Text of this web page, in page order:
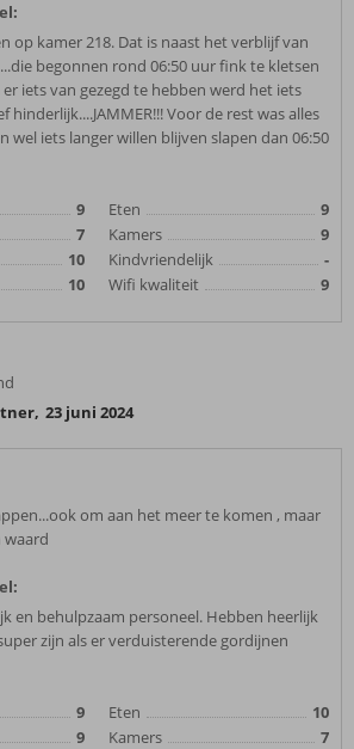
op kamer 218. Dat is naast het verblijf van
begonnen rond 06:50 uur fink te kletsen
iets van gezegd te hebben werd het iets
hinderlijk....JAMMER!!! Voor de rest was alles
wel iets langer willen blijven slapen dan 06:50
9
7
10
10
Eten
9
Kamers
9
Kindvriendelijk
-
Wifi kwaliteit
9
, 23 juni 2024
om aan het meer te komen , maar
waard
en behulpzaam personeel. Hebben heerlijk
zijn als er verduisterende gordijnen
9
9
Eten
10
Kamers
7